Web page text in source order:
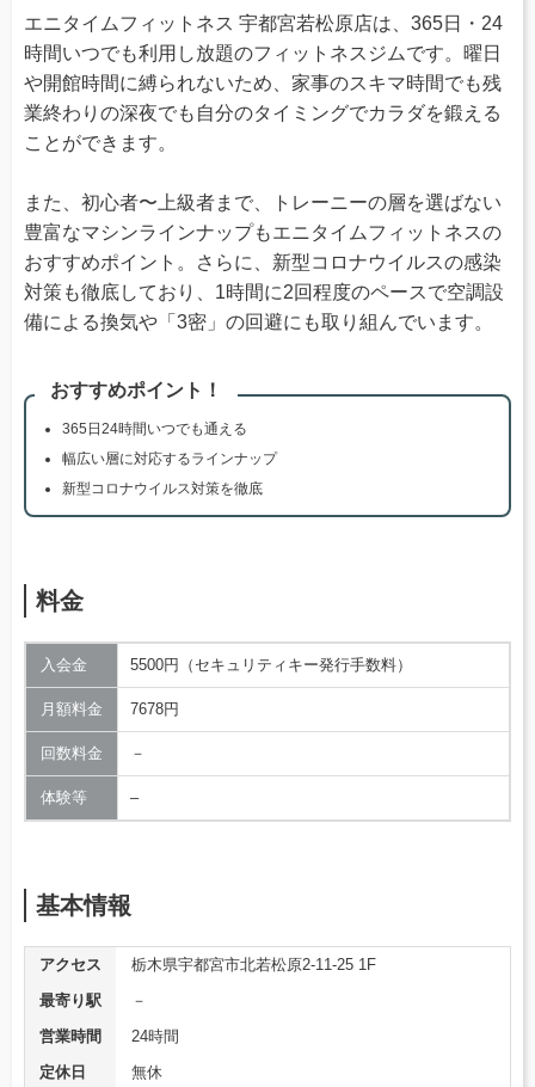
エニタイムフィットネス 宇都宮若松原店は、365日・24
時間いつでも利用し放題のフィットネスジムです。曜日
や開館時間に縛られないため、家事のスキマ時間でも残
業終わりの深夜でも自分のタイミングでカラダを鍛える
ことができます。
また、初心者〜上級者まで、トレーニーの層を選ばない
豊富なマシンラインナップもエニタイムフィットネスの
おすすめポイント。さらに、新型コロナウイルスの感染
対策も徹底しており、1時間に2回程度のペースで空調設
備による換気や「3密」の回避にも取り組んでいます。
おすすめポイント！
365日24時間いつでも通える
幅広い層に対応するラインナップ
新型コロナウイルス対策を徹底
料金
入会金 5500円（セキュリティキー発行手数料）
月額料金 7678円
回数料金 －
体験等 –
基本情報
アクセス
栃木県宇都宮市北若松原2-11-25 1F
最寄り駅
－
営業時間
24時間
定休日
無休